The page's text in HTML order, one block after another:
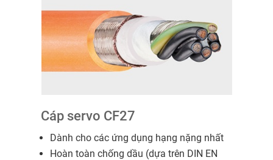
Cáp servo CF27
Dành cho các ứng dụng hạng nặng nhất
Hoàn toàn chống dầu (dựa trên DIN EN